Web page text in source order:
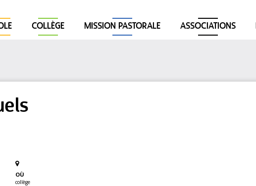
COLLÈGE MISSION PASTORALE ASSOCIATIONS
OÙ
collège